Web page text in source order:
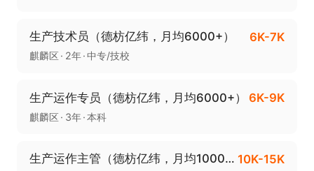
生产技术员（德枋亿纬，月均6000+） 6K-7K
麒麟区 2年 中专/技校
生产运作专员（德枋亿纬，月均6000+） 6K-9K
麒麟区 3年 本科
生产运作主管（德枋亿纬，月均10000+） 10K-15K